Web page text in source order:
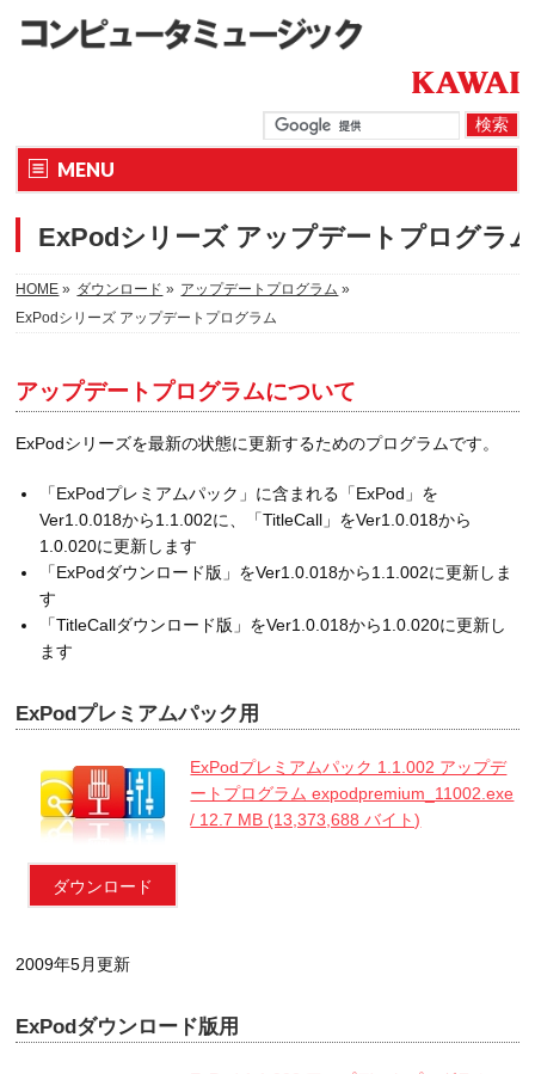
MENU
ExPodシリーズ アップデートプログラ
HOME » ダウンロード » アップデートプログラム »
ExPodシリーズ アップデートプログラム
アップデートプログラムについて
ExPodシリーズを最新の状態に更新するためのプログラムです。
「ExPodプレミアムパック」に含まれる「ExPod」を
Ver1.0.018から1.1.002に、「TitleCall」をVer1.0.018から
1.0.020に更新します
「ExPodダウンロード版」をVer1.0.018から1.1.002に更新しま
す
「TitleCallダウンロード版」をVer1.0.018から1.0.020に更新し
ます
ExPodプレミアムパック用
ダウンロード
ExPodプレミアムパック 1.1.002 アップデ
ートプログラム expodpremium_11002.exe
/ 12.7 MB (13,373,688 バイト)
2009年5月更新
ExPodダウンロード版用